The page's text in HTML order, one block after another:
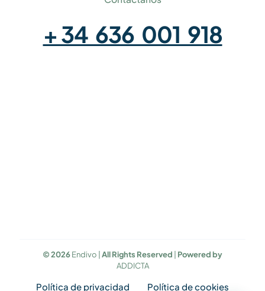
+ 34 636 001 918
© 2026Endivo |All Rights Reserved | Powered by
ADDICTA
Política de privacidad Política de cookies